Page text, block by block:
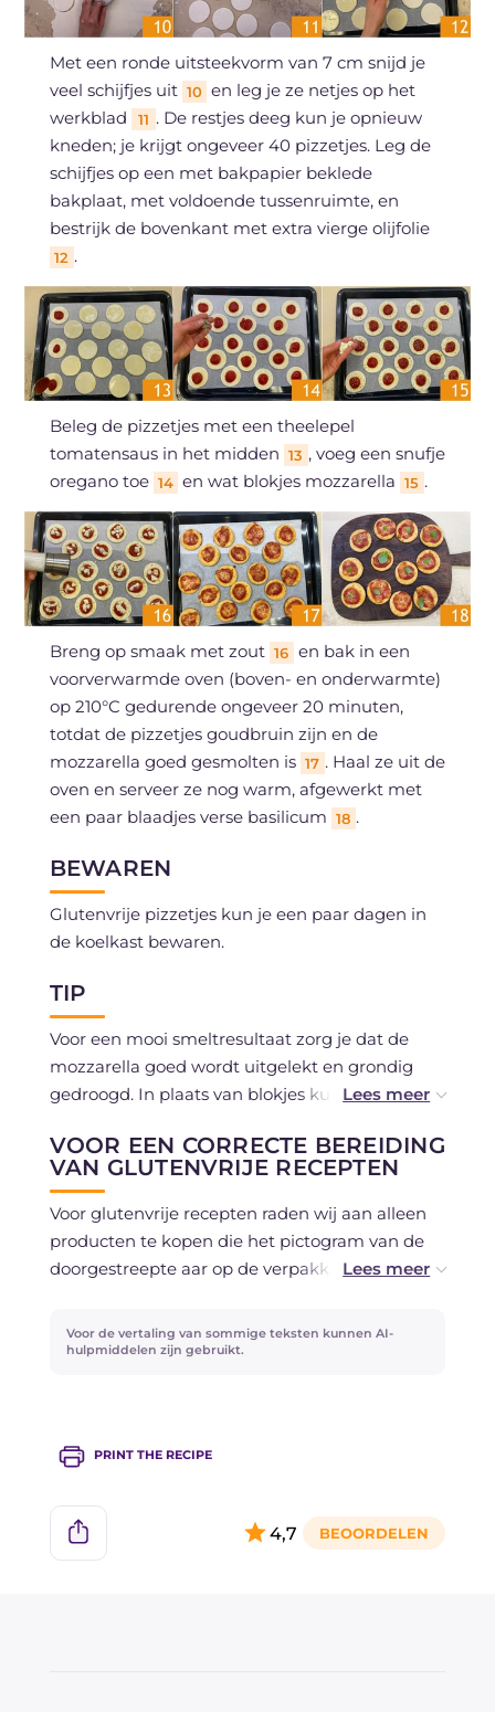
Met een ronde uitsteekvorm van 7 cm snijd je
veel schijfjes uit 10 en leg je ze netjes op het
werkblad
11 . De restjes deeg kun je opnieuw
kneden; je krijgt ongeveer 40 pizzetjes. Leg de
schijfjes op een met bakpapier beklede
bakplaat, met voldoende tussenruimte, en
bestrijk de bovenkant met extra vierge olijfolie
12 .
Beleg de pizzetjes met een theelepel
tomatensaus in het midden 13 , voeg een snufje
oregano toe 14 en wat blokjes mozzarella 15 .
Breng op smaak met zout 16 en bak in een
voorverwarmde oven (boven- en onderwarmte)
op 210°C gedurende ongeveer 20 minuten,
totdat de pizzetjes goudbruin zijn en de
mozzarella goed gesmolten is 17 . Haal ze uit de
oven en serveer ze nog warm, afgewerkt met
een paar blaadjes verse basilicum 18 .
BEWAREN
Glutenvrije pizzetjes kun je een paar dagen in
de koelkast bewaren.
TIP
Voor een mooi smeltresultaat zorg je dat de
mozzarella goed wordt uitgelekt en grondig
gedroogd. In plaats van blokjes kun je de
je handen verkruimelen, afhankelijk van het
gewenste resultaat.
Voor een elastisch en goed hanteerbaar deeg
kies je een glutenvrije meelmix die specifiek
VOOR EEN CORRECTE BEREIDING
VAN GLUTENVRIJE RECEPTEN
Voor glutenvrije recepten raden wij aan alleen
producten te kopen die het pictogram van de
doorgestreepte aar op de verpakking hebben,
het handboek van de AIC (Associazione Italiana
Celiachia).
Voor de vertaling van sommige teksten kunnen AI-
hulpmiddelen zijn gebruikt.
PRINT THE RECIPE
4,7